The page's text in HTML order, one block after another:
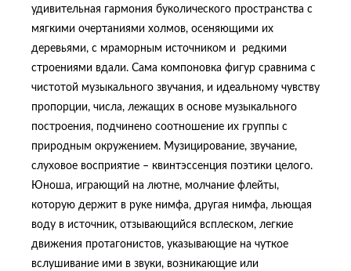
удивительная гармония буколического пространства с
мягкими очертаниями холмов, осеняющими их
деревьями, с мраморным источником и редкими
строениями вдали. Сама компоновка фигур сравнима с
чистотой музыкального звучания, и идеальному чувству
пропорции, числа, лежащих в основе музыкального
построения, подчинено соотношение их группы с
природным окружением. Музицирование, звучание,
слуховое восприятие – квинтэссенция поэтики целого.
Юноша, играющий на лютне, молчание флейты,
которую держит в руке нимфа, другая нимфа, льющая
воду в источник, отзывающийся всплеском, легкие
движения протагонистов, указывающие на чуткое
вслушивание ими в звуки, возникающие или